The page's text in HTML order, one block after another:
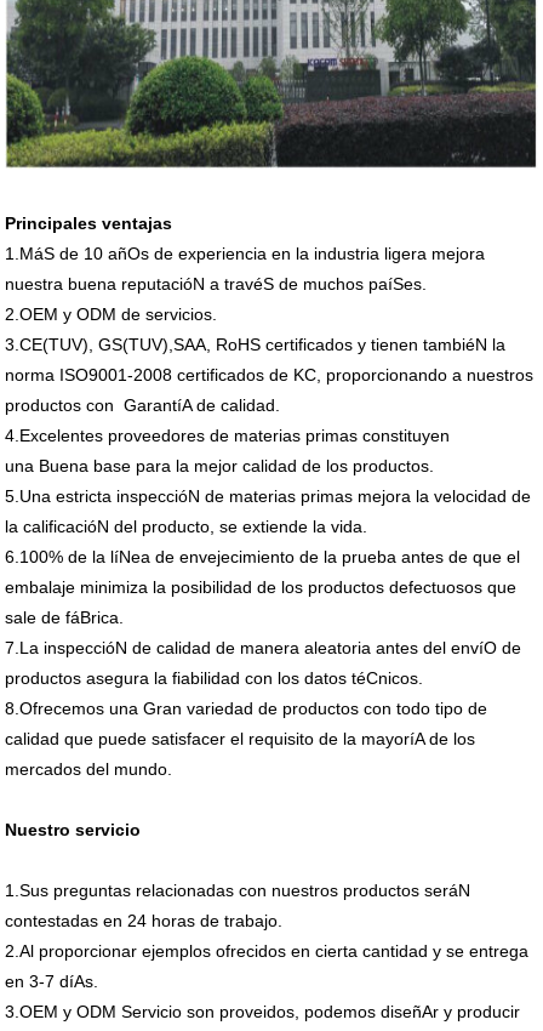
Principales ventajas
1.MáS de 10 añOs de experiencia en la industria ligera mejora
nuestra buena reputacióN a travéS de muchos paíSes.
2.OEM y ODM de servicios.
3.CE(TUV), GS(TUV),SAA, RoHS certificados y tienen tambiéN la
norma ISO9001-2008 certificados de KC, proporcionando a nuestros
productos con GarantíA de calidad.
4.Excelentes proveedores de materias primas constituyen
una Buena base para la mejor calidad de los productos.
5.Una estricta inspeccióN de materias primas mejora la velocidad de
la calificacióN del producto, se extiende la vida.
6.100% de la líNea de envejecimiento de la prueba antes de que el
embalaje minimiza la posibilidad de los productos defectuosos que
sale de fáBrica.
7.La inspeccióN de calidad de manera aleatoria antes del envíO de
productos asegura la fiabilidad con los datos téCnicos.
8.Ofrecemos una Gran variedad de productos con todo tipo de
calidad que puede satisfacer el requisito de la mayoríA de los
mercados del mundo.
Nuestro servicio
1.Sus preguntas relacionadas con nuestros productos seráN
contestadas en 24 horas de trabajo.
2.Al proporcionar ejemplos ofrecidos en cierta cantidad y se entrega
en 3-7 díAs.
3.OEM y ODM Servicio son proveidos, podemos diseñAr y producir